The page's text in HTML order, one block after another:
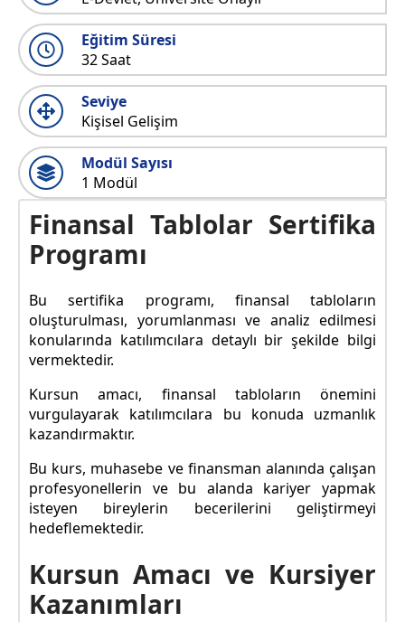
Eğitim Süresi
32 Saat
Seviye
Kişisel Gelişim
Modül Sayısı
1 Modül
Finansal Tablolar Sertifika
Programı
Bu sertifika programı, finansal tabloların
oluşturulması, yorumlanması ve analiz edilmesi
konularında katılımcılara detaylı bir şekilde bilgi
vermektedir.
Kursun amacı, finansal tabloların önemini
vurgulayarak katılımcılara bu konuda uzmanlık
kazandırmaktır.
Bu kurs, muhasebe ve finansman alanında çalışan
profesyonellerin ve bu alanda kariyer yapmak
isteyen bireylerin becerilerini geliştirmeyi
hedeflemektedir.
Kursun Amacı ve Kursiyer
Kazanımları